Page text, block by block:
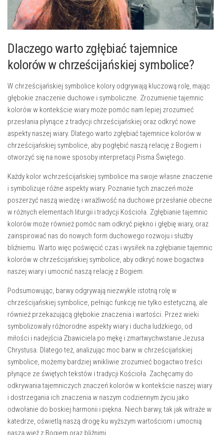
Dlaczego warto zgłębiać tajemnice⁣
kolorów w⁢ chrześcijańskiej symbolice?
W chrześcijańskiej symbolice kolory odgrywają⁣ kluczową rolę, mając
głębokie znaczenie duchowe i symboliczne.‍ Zrozumienie tajemnic
‌kolorów w kontekście wiary ⁢może pomóc nam lepiej zrozumieć
przesłania płynące z⁤ tradycji chrześcijańskiej​ oraz odkryć nowe
aspekty naszej wiary. Dlatego warto zgłębiać tajemnice kolorów w
chrześcijańskiej symbolice, aby ⁢pogłębić ‍naszą relację z Bogiem ​i
otworzyć się na nowe sposoby interpretacji Pisma Świętego.
Każdy kolor wchrześcijańskiej⁣ symbolice​ ma swoje‍ własne znaczenie
i symbolizuje różne aspekty wiary. Poznanie tych ‌znaczeń może
poszerzyć naszą wiedzę ​i wrażliwość na duchowe przesłanie ⁣obecne
w różnych elementach liturgii i tradycji Kościoła. Zgłębianie tajemnic
kolorów może również pomóc nam odkryć piękno i głębię wiary, oraz
zainspirować ​nas do⁣ nowych ‌form duchowego⁤ rozwoju i służby‍
bliźniemu.‍ Warto więc ⁤poświęcić czas i wysiłek na zgłębianie tajemnic
kolorów w​ chrześcijańskiej symbolice, aby odkryć ⁣nowe bogactwa
naszej wiary i‍ umocnić naszą relację z Bogiem.
Podsumowując,‌ barwy odgrywają niezwykle istotną ‍rolę w
‌chrześcijańskiej symbolice, pełniąc funkcję nie tylko estetyczną,⁣ ale
również przekazującą głębokie znaczenia i wartości. Przez wieki
symbolizowały różnorodne aspekty wiary i⁤ ducha ludzkiego, ‌od
miłości⁣ i nadejścia Zbawiciela ‍po mękę i zmartwychwstanie Jezusa⁣
Chrystusa. Dlatego też, analizując moc barw w chrześcijańskiej
symbolice, ⁢możemy bardziej wnikliwie zrozumieć​ bogactwo‌ treści
płynące ⁣ze świętych tekstów i tradycji Kościoła.‌ Zachęcamy do
odkrywania⁤ tajemniczych znaczeń kolorów‍ w kontekście naszej wiary
i dostrzegania ich znaczenia w naszym codziennym życiu jako‌
odwołanie do⁤ boskiej⁤ harmonii⁤ i piękna. Niech⁢ barwy,​ tak jak witraże w
katedrze, oświetlą naszą‌ drogę ‍ku wyższym wartościom i umocnią
naszą więź z Bogiem oraz bliźnimi.